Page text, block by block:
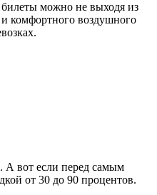
можно не выходя из
комфортного воздушного
А вот если перед самым
от 30 до 90 процентов.